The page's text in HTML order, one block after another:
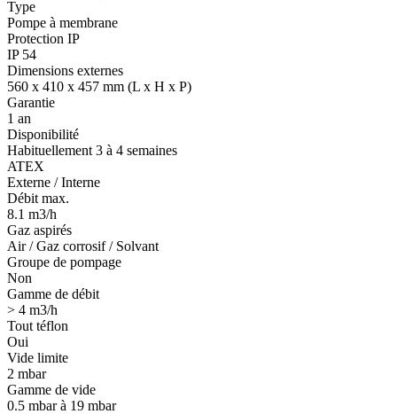
Type
Pompe à membrane
Protection IP
IP 54
Dimensions externes
560 x 410 x 457 mm (L x H x P)
Garantie
1 an
Disponibilité
Habituellement 3 à 4 semaines
ATEX
Externe / Interne
Débit max.
8.1 m3/h
Gaz aspirés
Air / Gaz corrosif / Solvant
Groupe de pompage
Non
Gamme de débit
> 4 m3/h
Tout téflon
Oui
Vide limite
2 mbar
Gamme de vide
0.5 mbar à 19 mbar